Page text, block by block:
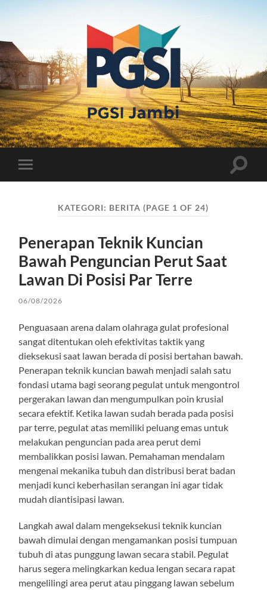
PGSI
JAMBI
Toggle
mobile
Toggle
KATEGORI: BERITA (PAGE 1 OF 24)
Penerapan Teknik Kuncian
Bawah Penguncian Perut Saat
Lawan Di Posisi Par Terre
06/08/2026
Penguasaan arena dalam olahraga gulat profesional
sangat ditentukan oleh efektivitas taktik yang
dieksekusi saat lawan berada di posisi bertahan bawah.
Penerapan teknik kuncian bawah menjadi salah satu
fondasi utama bagi seorang pegulat untuk mengontrol
pergerakan lawan dan mengumpulkan poin krusial
secara efektif. Ketika lawan sudah berada pada posisi
par terre, pegulat atas memiliki peluang emas untuk
melakukan penguncian pada area perut demi
membalikkan posisi lawan. Pemahaman mendalam
mengenai mekanika tubuh dan distribusi berat badan
menjadi kunci keberhasilan serangan ini agar tidak
mudah diantisipasi lawan.
Langkah awal dalam mengeksekusi teknik kuncian
bawah dimulai dengan mengamankan posisi tumpuan
tubuh di atas punggung lawan secara stabil. Pegulat
harus segera melingkarkan kedua lengan secara rapat
mengelilingi area perut atau pinggang lawan sebelum